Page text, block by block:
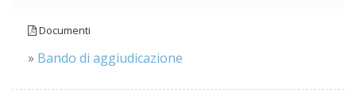
Documenti
» Bando di aggiudicazione